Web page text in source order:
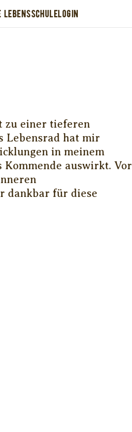
LEBENSSCHULELOGIN
zu einer tieferen
Lebensrad hat mir
in meinem
Kommende auswirkt. Vor
dankbar für diese